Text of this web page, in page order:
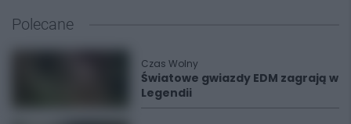
Polecane
Czas Wolny
Światowe gwiazdy EDM zagrają w
Legendii